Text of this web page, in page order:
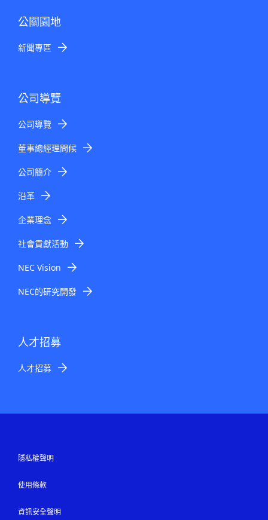
公關園地
新聞專區
公司導覽
公司導覽
董事總經理問候
公司簡介
沿革
企業理念
社會貢獻活動
NEC Vision
NEC的研究開發
人才招募
人才招募
隱私權聲明
使用條款
資訊安全聲明